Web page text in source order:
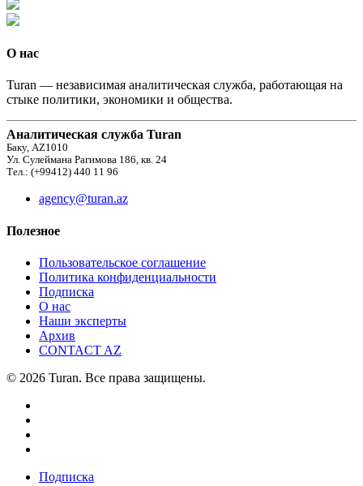
О нас
Turan — независимая аналитическая служба, работающая на
стыке политики, экономики и общества.
Аналитическая служба Turan
Баку, AZ1010
Ул. Сулеймана Рагимова 186, кв. 24
Тел.: (+99412) 440 11 96
agency@turan.az
Полезное
Пользовательское соглашение
Политика конфиденциальности
Подписка
О нас
Наши эксперты
Архив
CONTACT AZ
© 2026 Turan. Все права защищены.
Подписка